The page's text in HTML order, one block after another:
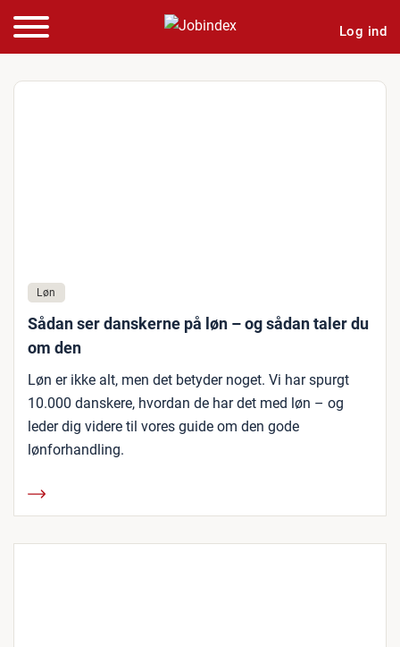
Log ind
Løn
Sådan ser danskerne på løn – og sådan taler du
om den
Løn er ikke alt, men det betyder noget. Vi har spurgt
10.000 danskere, hvordan de har det med løn – og
leder dig videre til vores guide om den gode
lønforhandling.